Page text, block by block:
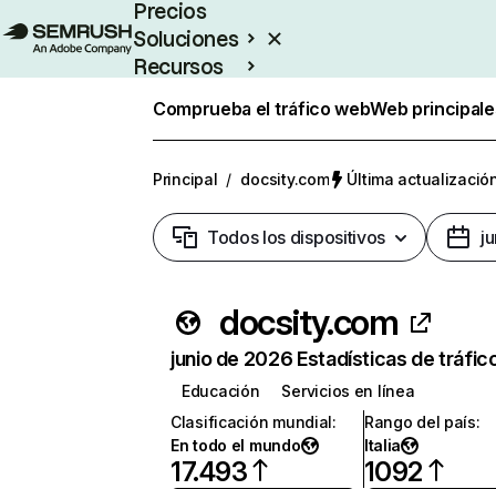
Precios
Soluciones
Recursos
Comprueba el tráfico webWeb
Principal / docsity.com Última
Todos los dispositivos
docsity.com
junio de 2026 Estadísticas de
Educación
Servicios en línea
Clasificación mundial:
En todo el mundo
17.493
Rango del país:
Italia
1092